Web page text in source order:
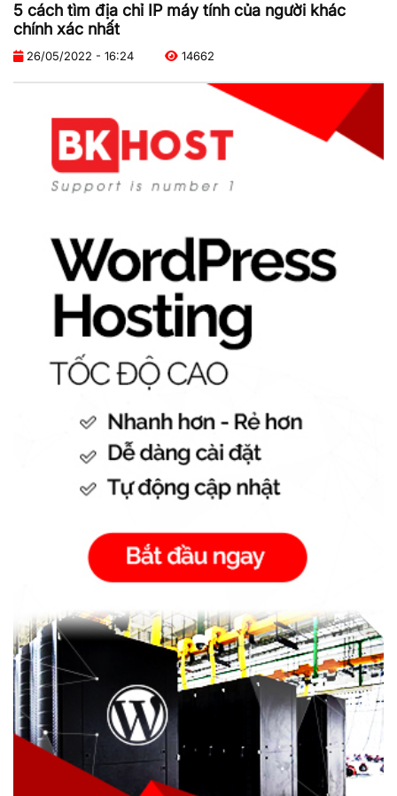
5 cách tìm địa chỉ IP máy tính của người khác
chính xác nhất
26/05/2022 - 16:24 14662